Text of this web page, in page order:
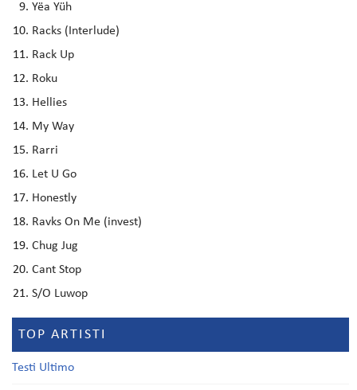
Yëa Yüh
Racks (Interlude)
Rack Up
Roku
Hellies
My Way
Rarri
Let U Go
Honestly
Ravks On Me (invest)
Chug Jug
Cant Stop
S/O Luwop
TOP ARTISTI
Testi Ultimo